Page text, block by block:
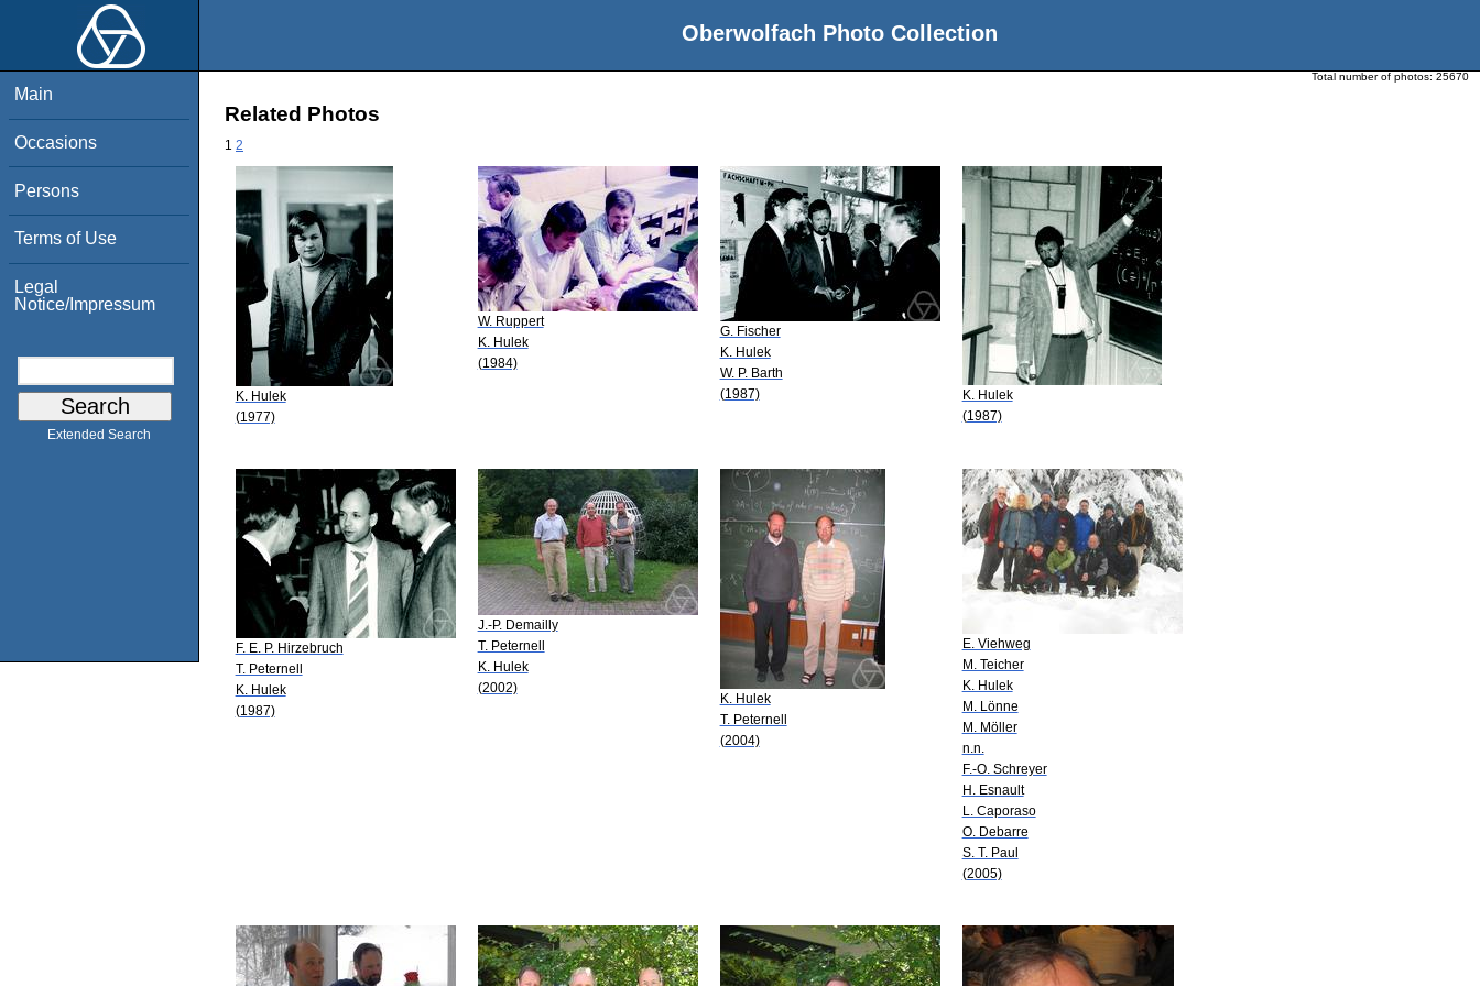
Oberwolfach Photo Collection
Main
Occasions
Persons
Terms of Use
Legal
Notice/Impressum
Extended Search
Total number of photos: 25670
Related Photos
1 2
K. Hulek
(1977)
W. Ruppert
K. Hulek
(1984)
G. Fischer
K. Hulek
W. P. Barth
(1987)
K. Hulek
(1987)
F. E. P. Hirzebruch
T. Peternell
K. Hulek
(1987)
J.-P. Demailly
T. Peternell
K. Hulek
(2002)
K. Hulek
T. Peternell
(2004)
E. Viehweg
M. Teicher
K. Hulek
M. Lönne
M. Möller
n.n.
F.-O. Schreyer
H. Esnault
L. Caporaso
O. Debarre
S. T. Paul
(2005)